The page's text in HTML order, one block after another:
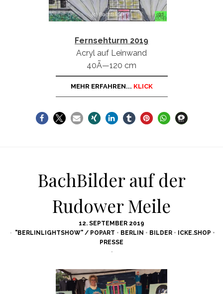
Fernsehturm 2019
Acryl auf Leinwand
40Ã—120 cm
MEHR ERFAHREN... KLICK
BachBilder auf der
Rudower Meile
POSTED
ON
12. SEPTEMBER 2019
"BERLINLIGHTSHOW" / POPART • BERLIN • BILDER • ICKE.SHOP •
PRESSE